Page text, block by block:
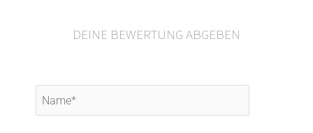
DEINE BEWERTUNG ABGEBEN
Name*